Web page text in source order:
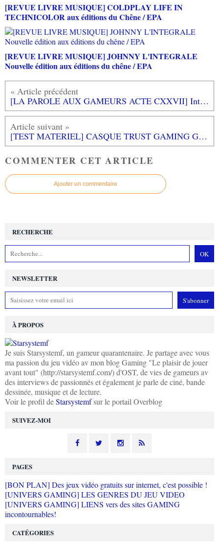
[REVUE LIVRE MUSIQUE] COLDPLAY LIFE IN
TECHNICOLOR aux éditions du Chêne / EPA
[REVUE LIVRE MUSIQUE] JOHNNY L'INTEGRALE
Nouvelle édition aux éditions du chêne / EPA
[LA PAROLE AUX GAMEURS ACTE CXXVII] Interview de Damien DJAOUTI
[TEST MATERIEL] CASQUE TRUST GAMING GXT 393 MAGNA WIRELESS 7.1 SURROUND
COMMENTER CET ARTICLE
Ajouter un commentaire
NEWSLETTER
SUIVEZ-MOI
RECHERCHE
À PROPOS
Je suis Starsystemf, un gameur quarantenaire. Je partage avec vous
ma passion du jeu vidéo av mon blog Gaming "Le plaisir de jouer
avant tout" (http://starsystemf.com/) d'OST, de vies de gameurs av
des interviews de passionnés et également je parle de ciné, bande
dessinée, musique et de lecture.
Voir le profil deStarsystemfsur le portail Overblog
PAGES
[BON PLAN] Des jeux vidéo gratuits sur internet, c'est possible !
[UNIVERS GAMING] LES GENRES DU JEU VIDEO
[UNIVERS GAMING] LIENS vers des sites GAMING
incontournables!
CATÉGORIES